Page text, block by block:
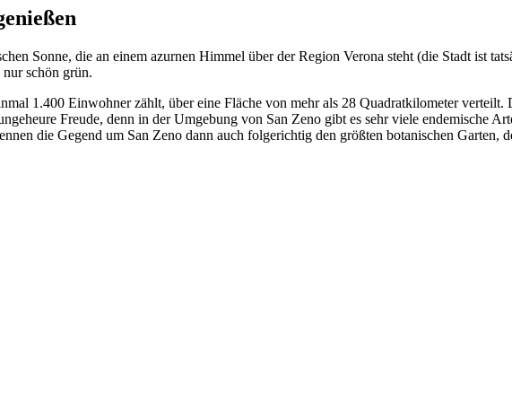
Sonne, die an einem azurnen Himmel über der Region Verona steht (die Stadt ist
schön grün.
1.400 Einwohner zählt, über eine Fläche von mehr als 28 Quadratkilometer verteilt.
Freude, denn in der Umgebung von San Zeno gibt es sehr viele endemische
die Gegend um San Zeno dann auch folgerichtig den größten botanischen Garten,